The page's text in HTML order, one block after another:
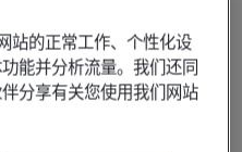
Ltd.
站的正常工作、个性化设
能并分析流量。我们还同
分享有关您使用我们网站